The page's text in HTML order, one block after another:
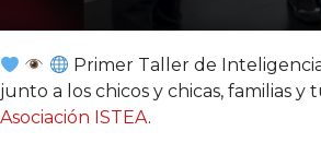
Primer Taller de
junto a los chicos y chicas, familias y
Asociación ISTEA.